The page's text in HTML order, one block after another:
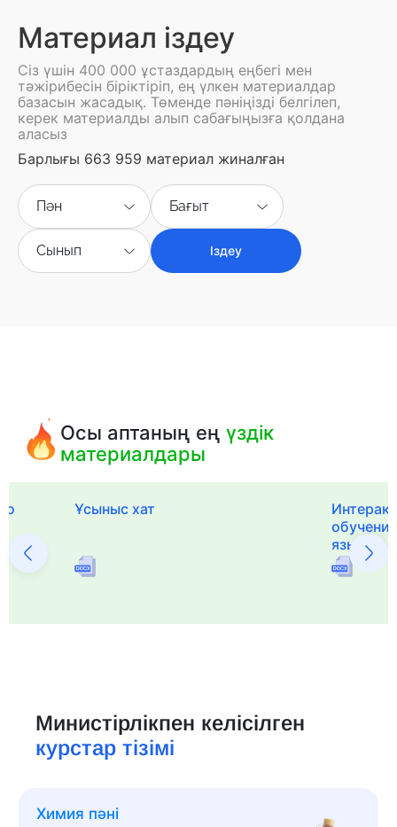
Материал іздеу
Сіз үшін 400 000 ұстаздардың еңбегі мен
тәжірибесін біріктіріп, ең үлкен материалдар
базасын жасадық. Төменде пәніңізді белгілеп,
керек материалды алып сабағыңызға қолдана
аласыз
Барлығы 663 959 материал жиналған
Пән Бағыт
Сынып Іздеу
Осы аптаның еңүздік
материалдары
Ұсыныс хат
языка и
Министірлікпен келісілген
курстар тізімі
Химия пәні